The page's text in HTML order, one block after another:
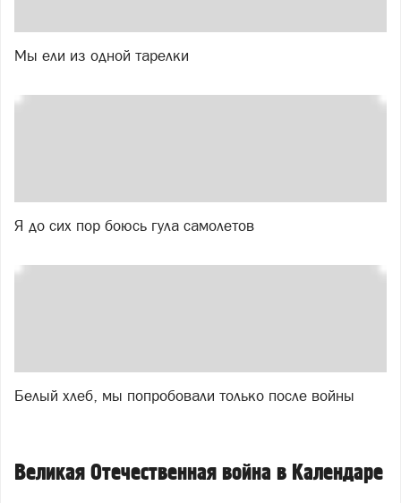
Мы ели из одной тарелки
Я до сих пор боюсь гула самолетов
Белый хлеб, мы попробовали только после войны
Великая Отечественная война в Календаре